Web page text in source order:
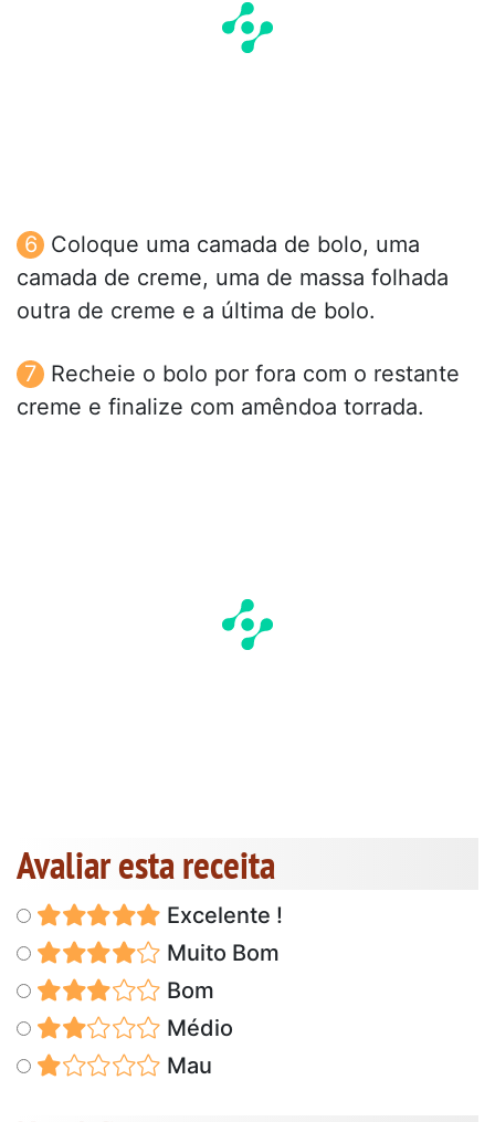
Coloque uma camada de bolo, uma
camada de creme, uma de massa folhada
outra de creme e a última de bolo.
Recheie o bolo por fora com o restante
creme e finalize com amêndoa torrada.
Avaliar esta receita
Excelente !
Muito Bom
Bom
Médio
Mau